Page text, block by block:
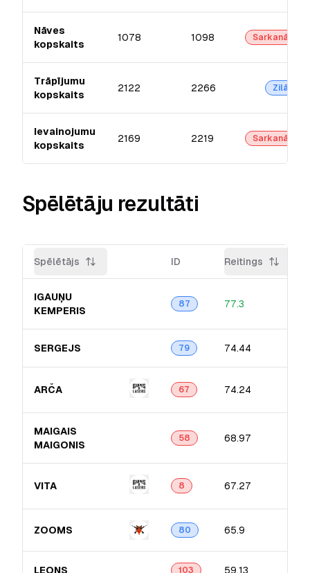
Nāves
kopskaits
1078 1098 Sarkanā
Trāpījumu
kopskaits
2122 2266 Zilā
Ievainojumu
kopskaits
2169 2219 Sarkanā
Spēlētāju rezultāti
Spēlētājs ID Reitings
IGAUŅU
KEMPERIS
87 77.3
SERGEJS 79 74.44
ARČA 67 74.24
MAIGAIS
MAIGONIS
58 68.97
VITA 8 67.27
ZOOMS 80 65.9
LEONS 103 59.13